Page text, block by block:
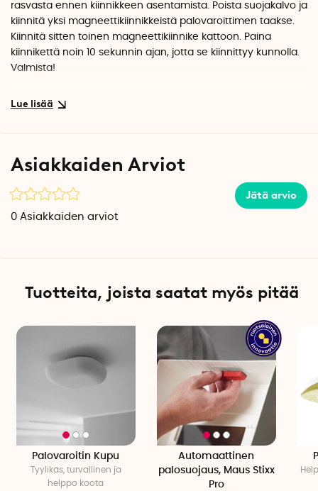
rasvasta ennen kiinnikkeen asentamista. Poista suojakalvo ja
kiinnitä yksi magneettikiinnikkeistä palovaroittimen taakse.
Kiinnitä sitten toinen magneettikiinnike kattoon. Paina
kiinnikettä noin 10 sekunnin ajan, jotta se kiinnittyy kunnolla.
Valmista!
Magneettisen kiinnikkeen avulla voit helposti irrottaa
Halkaisija 6 cm
Asiakkaiden Arviot
Jätä arvio
0 Asiakkaiden arviot
Tuotteita, joista saatat myös pitää
Palovaroitin Kupu
Tyylikäs, turvallinen ja
helppo koota
Automaattinen
palosuojaus, Maus Stixx
Pro